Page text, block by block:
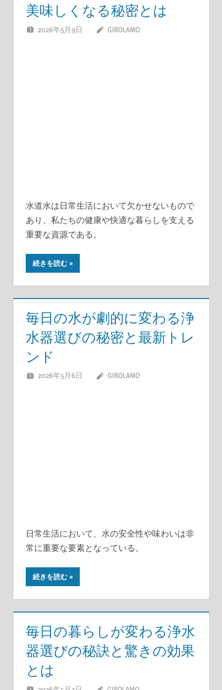
美味しくなる秘密とは
2026年5月9日 GIROLAMO
水道水は日常生活において欠かせないもので
あり、私たちの健康や快適な暮らしを支える
重要な資源である。
続きを読む
毎日の水が劇的に変わる浄
水器選びの秘密と最新トレ
ンド
2026年5月6日 GIROLAMO
日常生活において、水の安全性や味わいは非
常に重要な要素となっている。
続きを読む
毎日の暮らしが変わる浄水
器選びの秘訣と驚きの効果
とは